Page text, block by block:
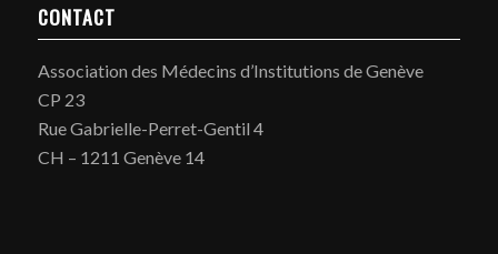
CONTACT
Association des Médecins d’Institutions de Genève
CP 23
Rue Gabrielle-Perret-Gentil 4
CH – 1211 Genève 14